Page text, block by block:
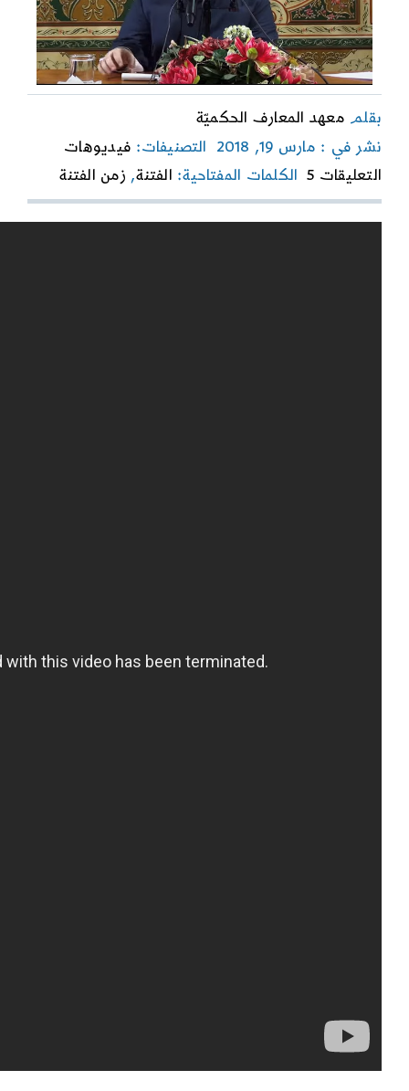
بقلم معهد المعارف الحكميّة
نشر في : مارس 19, 2018
التصنيفات: فيديوهات
التعليقات 5
onالكلمات المفتاحية: الفتنة, زمن الفتنة